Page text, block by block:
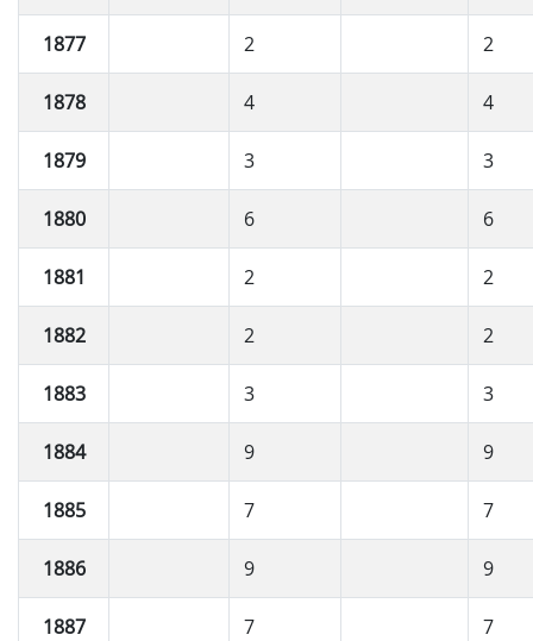
1877 2 2
1878 4 4
1879 3 3
1880 6 6
1881 2 2
1882 2 2
1883 3 3
1884 9 9
1885 7 7
1886 9 9
1887 7 7